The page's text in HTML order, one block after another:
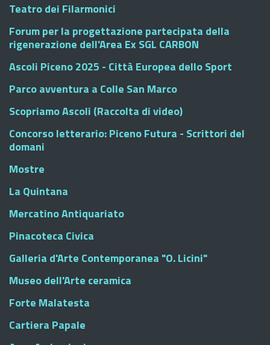
Teatro dei Filarmonici
Forum per la progettazione partecipata della
rigenerazione dell'Area Ex SGL CARBON
Ascoli Piceno 2025 - Città Europea dello Sport
Parco avventura a Colle San Marco
Scopriamo Ascoli (Raccolta di video)
Concorso letterario: Piceno Futura - Scrittori del
domani
Mostre
La Quintana
Mercatino Antiquariato
Pinacoteca Civica
Galleria d'Arte Contemporanea "O. Licini"
Museo dell'Arte ceramica
Forte Malatesta
Cartiera Papale